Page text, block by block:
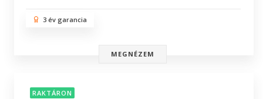
3 év garancia
MEGNÉZEM
RAKTÁRON